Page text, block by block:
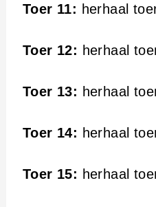
Toer 11: herhaal
Toer 12: herhaal
Toer 13: herhaal
Toer 14: herhaal
Toer 15: herhaal